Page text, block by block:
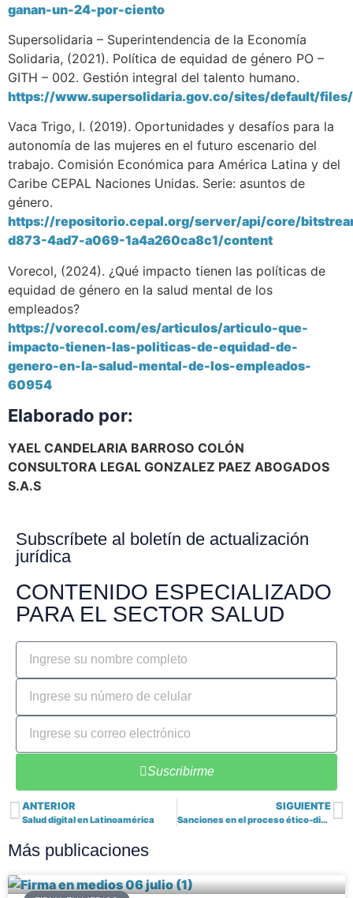
ganan-un-24-por-ciento
Supersolidaria – Superintendencia de la Economía
Solidaria, (2021). Política de equidad de género PO –
GITH – 002. Gestión integral del talento humano.
https://www.supersolidaria.gov.co/sites/default/files/
Vaca Trigo, I. (2019). Oportunidades y desafíos para la
autonomía de las mujeres en el futuro escenario del
trabajo. Comisión Económica para América Latina y del
Caribe CEPAL Naciones Unidas. Serie: asuntos de
género.
https://repositorio.cepal.org/server/api/core/
d873-4ad7-a069-1a4a260ca8c1/content
Vorecol, (2024). ¿Qué impacto tienen las políticas de
equidad de género en la salud mental de los
empleados?
https://vorecol.com/es/articulos/articulo-que-
impacto-tienen-las-politicas-de-equidad-de-
genero-en-la-salud-mental-de-los-empleados-
60954
Elaborado por:
YAEL CANDELARIA BARROSO COLÓN
CONSULTORA LEGAL GONZALEZ PAEZ ABOGADOS
S.A.S
Subscríbete al boletín de actualización
jurídica
CONTENIDO ESPECIALIZADO
PARA EL SECTOR SALUD
Suscribirme
ANTERIOR
Salud digital en Latinoamérica
SIGUIENTE
Sanciones en el proceso ético-disciplinario médico y la aplicación de los criterios de graduación del Código de Procedimiento Administrativo y de lo Contencioso Administrativo – CPACA
Más publicaciones